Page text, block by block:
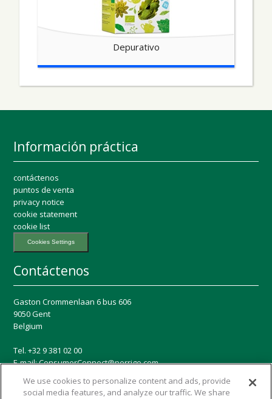
Depurativo
Información práctica
contáctenos
puntos de venta
privacy notice
cookie statement
cookie list
Cookies Settings
Contáctenos
Gaston Crommenlaan 6 bus 606
9050 Gent
Belgium
Tel. +32 9 381 02 00
E-mail:ConsumerConnect@perrigo.com
Redes sociales
We use cookies to personalize content and ads, provide
social media features, and analyze our traffic. We share